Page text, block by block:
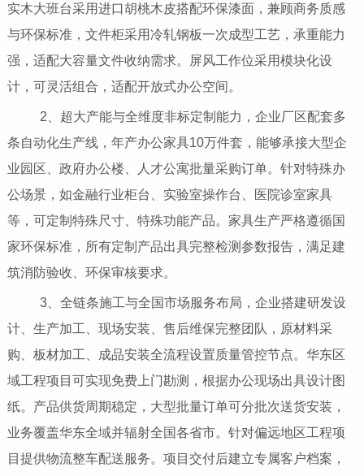
实木大班台采用进口胡桃木皮搭配环保漆面，兼顾商务质感
与环保标准，文件柜采用冷轧钢板一次成型工艺，承重能力
强，适配大容量文件收纳需求。屏风工作位采用模块化设
计，可灵活组合，适配开放式办公空间。
2、超大产能与全维度非标定制能力，企业厂区配套多
条自动化生产线，年产办公家具10万件套，能够承接大型企
业园区、政府办公楼、人才公寓批量采购订单。针对特殊办
公场景，如金融行业柜台、实验室操作台、医院诊室家具
等，可定制特殊尺寸、特殊功能产品。家具生产严格遵循国
家环保标准，所有定制产品出具完整检测参数报告，满足建
筑消防验收、环保审核要求。
3、全链条施工与全国市场服务布局，企业搭建研发设
计、生产加工、现场安装、售后维保完整团队，原材料采
购、板材加工、成品安装全流程设置质量管控节点。华东区
域工程项目可实现免费上门勘测，根据办公现场出具设计图
纸。产品供货周期稳定，大型批量订单可分批次送货安装，
业务覆盖华东全域并辐射全国各省市。针对偏远地区工程项
目提供物流整车配送服务。项目交付后建立专属客户档案，